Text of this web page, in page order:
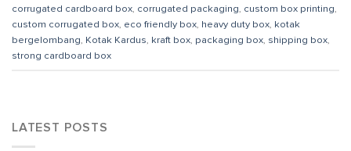
corrugated cardboard box, corrugated packaging, custom box printing,
custom corrugated box, eco friendly box, heavy duty box, kotak
bergelombang, Kotak Kardus, kraft box, packaging box, shipping box,
strong cardboard box
LATEST POSTS